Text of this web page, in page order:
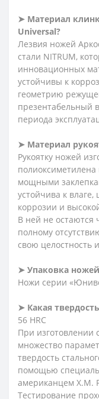
➤ Материал
Universal?
Лезвия ножей
стали NITRUM,
инновационных
устойчивы к
геометрию
презентабельный
периода
➤ Материал
Рукоятку ножей
полиоксиметилена
мощными
устойчива к
коррозии и
В ней не
полному
свою целостность
➤ Упаковка
Ножи серии
➤ Какая
56 HRC
При изготовлении
множество
твердость
помощью
американцем Х.М.
Тестирование